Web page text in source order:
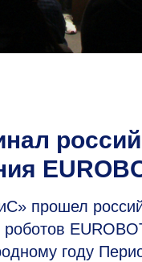
прошел
году